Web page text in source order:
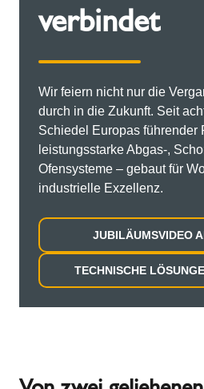
verbindet
Wir feiern nicht nur die
durch in die Zukunft. Seit
Schiedel Europas führender
leistungsstarke Abgas-,
Ofensysteme – gebaut für
industrielle Exzellenz.
JUBILÄUMSVIDEO
TECHNISCHE